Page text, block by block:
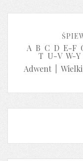
A B C D E-F
T U-V W-Y
Adwent|